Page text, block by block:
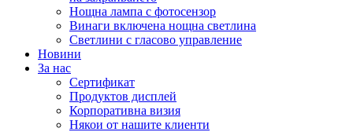
Нощна лампа с фотосензор
Винаги включена нощна светлина
Светлини с гласово управление
Новини
За нас
Сертификат
Продуктов дисплей
Корпоративна визия
Някои от нашите клиенти